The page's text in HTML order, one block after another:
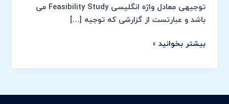
توجیهی معادل واژه انگلیسی Feasibility Study می
باشد و عبارتست از گزارشی که توجیه […]
توجیهی
چیست؟
بیشتر بخوانید »